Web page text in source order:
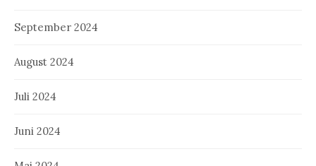
September 2024
August 2024
Juli 2024
Juni 2024